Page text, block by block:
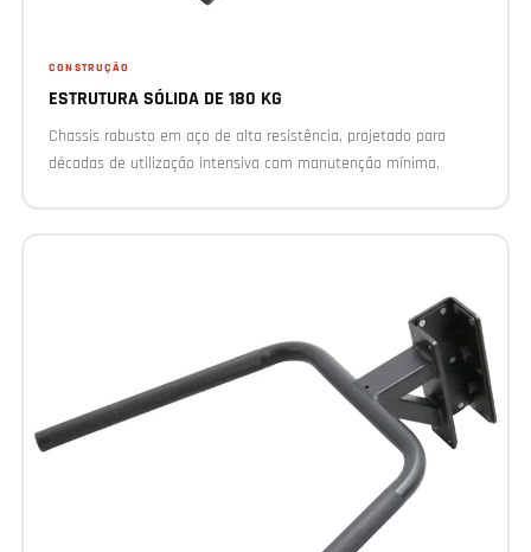
CONSTRUÇÃO
ESTRUTURA SÓLIDA DE 180 KG
Chassis robusto em aço de alta resistência, projetado para
décadas de utilização intensiva com manutenção mínima.